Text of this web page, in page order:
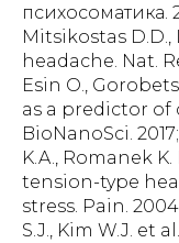
психосоматика.
Mitsikostas D.D.,
headache. Nat.
Esin O.,
as a predictor of
BioNanoSci.
K.A., Romanek
tension-type
stress. Pain. 2004;
S.J., Kim W.J. et